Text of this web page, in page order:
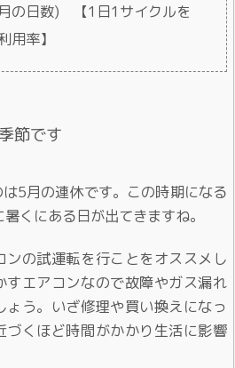
の日数) 【1日1サイクルを
用率】
節です
5月の連休です。この時期になる
くにある日が出てきますね。
の試運転を行ことをオススメし
すエアコンなので故障やガス漏れ
う。いざ修理や買い換えになっ
づくほど時間がかかり生活に影響